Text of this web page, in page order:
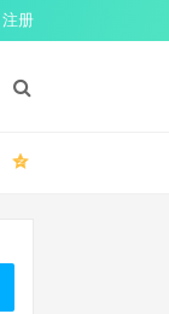
注册